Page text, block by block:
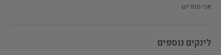
אני מחריש
לינקים נוספים